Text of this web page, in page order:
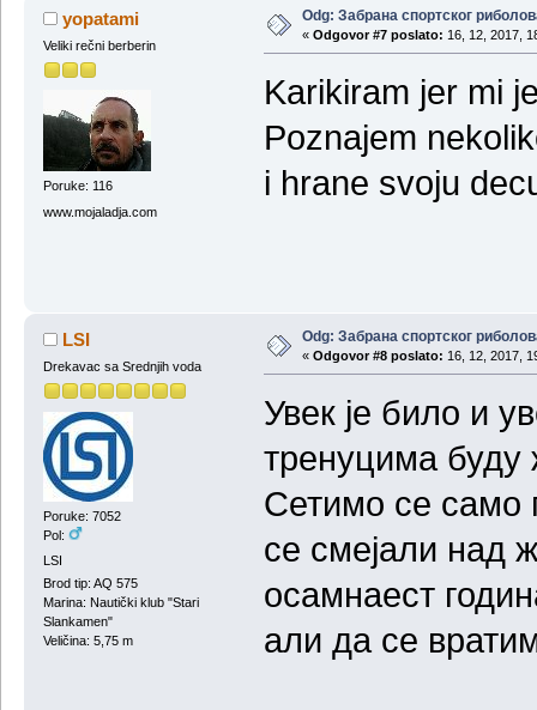
yopatami
Veliki rečni berberin
Poruke: 116
www.mojaladja.com
Odg: Забрана спортског
« Odgovor #7 poslato: 16, 12, 2017,
Karikiram jer mi
Poznajem
i hrane svoju
LSI
Drekavac sa Srednjih voda
Poruke: 7052
Pol:
LSI
Brod tip: AQ 575
Marina: Nautički klub "Stari
Slankamen"
Veličina: 5,75 m
Odg: Забрана спортског
« Odgovor #8 poslato: 16, 12, 2017,
Увек је било и
тренуцима буду
Сетимо се само
се смејали над
осамнаест
али да се